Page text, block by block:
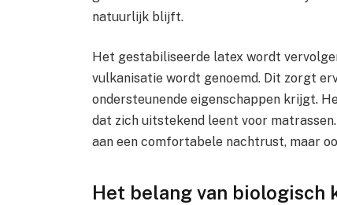
natuurlijk blijft.
Het gestabiliseerde latex wordt
vulkanisatie wordt genoemd. Dit zorgt
ondersteunende eigenschappen krijgt.
dat zich uitstekend leent voor
aan een comfortabele nachtrust, maar
Het belang van biologisch